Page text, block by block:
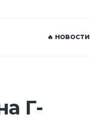
🔥 НОВОСТИ
Г-